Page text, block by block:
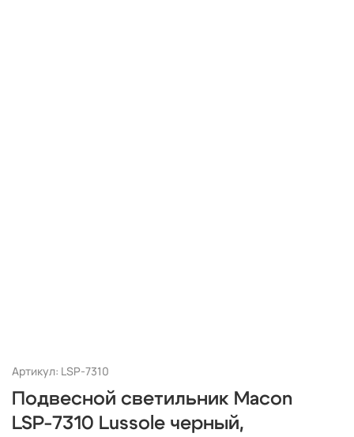
Артикул: LSP-7310
Подвесной светильник Macon
LSP-7310 Lussole черный,